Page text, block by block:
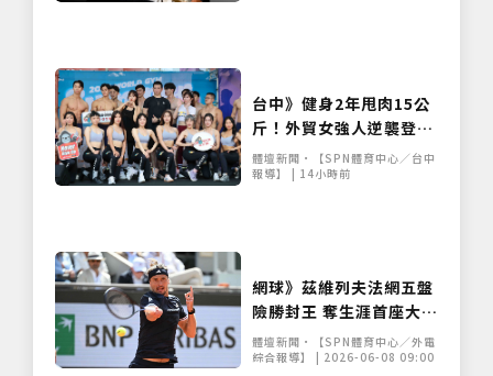
台中》健身2年甩肉15公
斤！外貿女強人逆襲登台
展堅實體態 World Gym
盛事移師台中開戰
體壇新聞•【SPN體育中心／台中
報導】 | 14小時前
網球》茲維列夫法網五盤
險勝封王 奪生涯首座大滿
貫寫德國30年紀錄
體壇新聞•【SPN體育中心／外電
綜合報導】 | 2026-06-08 09:00